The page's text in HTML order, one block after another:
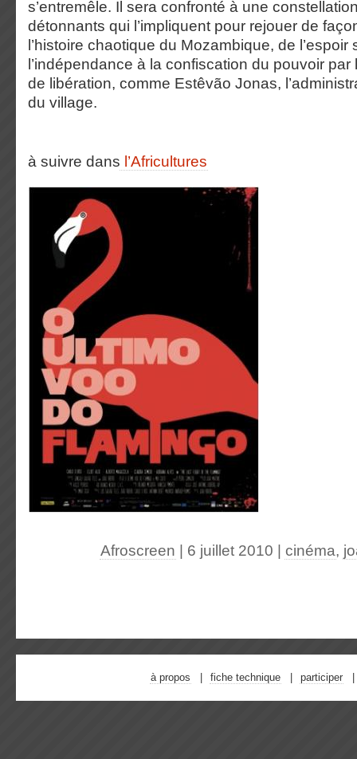
s’entremêle. Il sera confronté à une
détonnants qui l’impliquent pour rejouer de
l’histoire chaotique du Mozambique, de l’espoir
l’indépendance à la confiscation du pouvoir
de libération, comme Estêvão Jonas,
du village.
à suivre dans l’Africultures
Afroscreen | 6 juillet 2010 cinéma,
à propos fiche technique participer